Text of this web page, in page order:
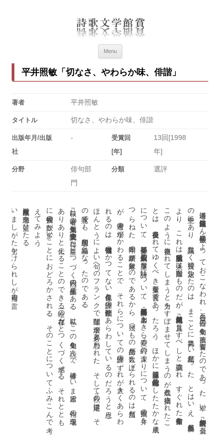
詩歌文学館賞
Menu
平井照敏「切なさ、やわらか味、俳諧」
著者 平井照敏
タイトル 切なさ、やわらか味、俳諧
出版年月/出版
社
-
受賞回
[年]
13回[1998
年]
分野
俳句部
門
分類 選評
選考は
飯島晴子・深見け
ん
二・平井照敏に
よ
っ
て
お
こ
な
わ
れ
、
各自二、
三冊の
句集を
推薦、
審査し
た
の
で
あ
っ
た
。
幸い
、
川崎展宏『秋』が
全員
の意中に
あ
り
、
異議な
く
授賞に
決定し
た
の
は
、
ま
こ
と
に
気持よ
い
結果だ
っ
た
。
と
は
い
え
、
飯島委員
より
、
こ
れ
は
私家版的出版で
入手は
困難な
も
の
だ
が
、
『河原枇杷男句集』は
見直し
す
べ
し
と
強調さ
れ
、
す
ぐ
れ
た
前衛作家も
この
よ
う
に
無視さ
れ
て
し
ま
う
と
力を
す
ぼ
ま
せ
て
し
ま
う
の
が
残念と
指摘さ
れ
た
こ
とは
、
今後反芻さ
れ
て
ゆ
く
べ
き
重要な
発言で
あ
っ
た
ろ
う
。
ほ
か
に
深見委員は
清崎敏郎『凡』の
し
た
た
か
な
成果
につ
い
て
、
平井委員は
石原八束『仮幻』の
重厚な
詩味に
つ
い
て
、
飯島・平井両委員は
大峯あ
き
ら
『夏の
峠』の
深ま
り
に
つ
い
て
、
推薦の
弁を
つら
ね
た
。
年間の
業績が
対象な
の
で
あ
る
か
ら
、
幾つ
も
の
秀品が
数え
上げ
ら
れ
る
の
は
当然だ
が、
選考の
場が
か
わ
る
こ
と
で
、
そ
れ
ら
に
つ
い
て
の
評価の
ず
れ
が
大き
く
あ
ら
わ
れる
の
は
、
俳句価値観の
か
つ
て
な
い
多様化と
評価の
閉鎖性を
あ
ら
わ
し
て
い
る
の
だ
ろ
う
と
思う
。
ほん
と
う
に
よ
い
句へ
の
フ
ラ
ン
ク
で
闊達な
追求が
必要と
思わ
れ
た
。
そ
し
て
『秋』の
選定は
、
そ
の意味で
も
、
理想的な
結論と
な
っ
た
の
で
あ
る
。
『秋』は
著者の
第五句集。
読売文学賞を
得た
『夏』に
つ
づ
く
円熟の
作品集で
あ
る
。
私は
こ
の
句集を
読ん
で
、
作者は
い
ま
日本で
、
作句の
現場を
あり
あ
り
と
伝え
る
こ
と
の
で
き
る
唯一の
存在だ
と
つ
く
づ
く
感ず
る
。
そ
れ
と
と
も
に挨拶句の
数が
多い
こ
と
に
お
ど
ろ
か
さ
れ
る
。
そ
の
こ
と
に
つ
い
て
ふ
み
こ
ん
で
考
えて
み
よ
う
。
夏座敷棺は怒濤を蓋ひたる
いましがた出かけられしが梅雨の雷